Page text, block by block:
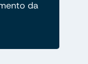
da